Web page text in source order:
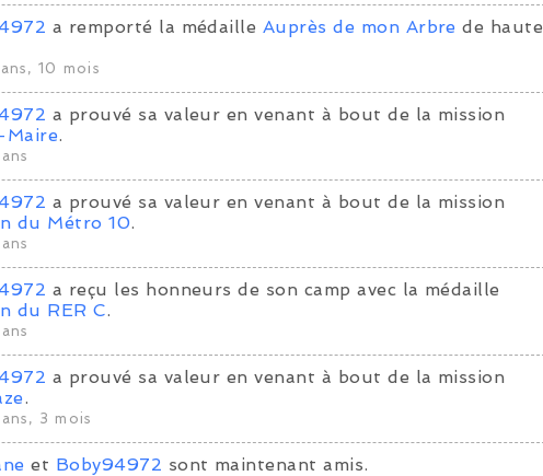
a remporté la médaille Auprès de mon Arbre de haute
10 mois
a prouvé sa valeur en venant à bout de la mission
Maire.
a prouvé sa valeur en venant à bout de la mission
du Métro 10.
a reçu les honneurs de son camp avec la médaille
du RER C.
a prouvé sa valeur en venant à bout de la mission
.
3 mois
et Boby94972 sont maintenant amis.